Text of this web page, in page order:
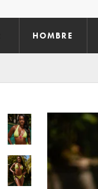
HOMBRE